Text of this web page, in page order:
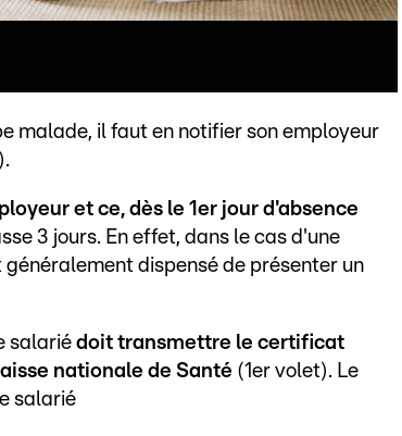
malade, il faut en notifier son employeur
et ce, dès le 1er jour d'absence
3 jours. En effet, dans le cas d'une
dispensé de présenter un
salarié doit transmettre le certificat
nationale de Santé (1er volet). Le
salarié